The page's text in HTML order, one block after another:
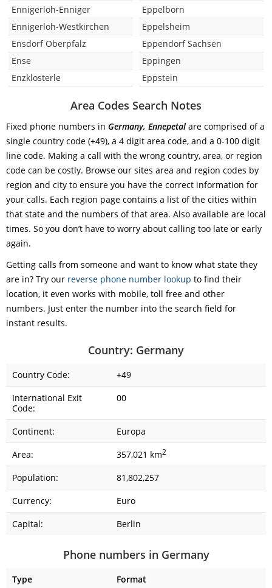
Ennigerloh-Enniger
Ennigerloh-Westkirchen
Ensdorf Oberpfalz
Ense
Enzklosterle
Eppelborn
Eppelsheim
Eppendorf Sachsen
Eppingen
Eppstein
Area Codes Search Notes
Fixed phone numbers in Germany, Ennepetal are comprised of a
single country code (+49), a 4 digit area code, and a 0-100 digit
line code. Making a call with the wrong country, area, or region
code can be costly. Browse our sites area and region codes by
region and city to ensure you have the correct information for
your calls. Each region page contains a list of the cities within
that state and the numbers of that area. Also available are local
times. So you don’t have to worry about calling too late or early
again.
Getting calls from someone and want to know what state they
are in? Try our reverse phone number lookup to find their
location, it even works with mobile, toll free and other
numbers. Just enter the number into the search field for
instant results.
Country: Germany
Country Code:
+49
International Exit
Code:
00
Continent:
Europa
Area:
357,021 km2
Population:
81,802,257
Currency:
Euro
Capital:
Berlin
Phone numbers in Germany
Type
Format